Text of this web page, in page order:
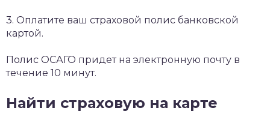
3. Оплатите ваш страховой полис банковской
картой.
Полис ОСАГО придет на электронную почту в
течение 10 минут.
Найти страховую на карте